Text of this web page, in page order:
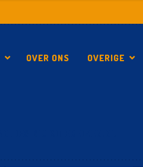
OVER ONS OVERIGE